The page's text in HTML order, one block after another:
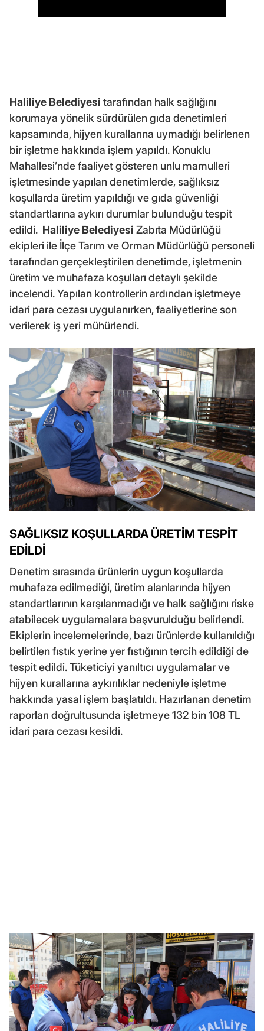
Haliliye Belediyesi tarafından halk sağlığını
korumaya yönelik sürdürülen gıda denetimleri
kapsamında, hijyen kurallarına uymadığı belirlenen
bir işletme hakkında işlem yapıldı. Konuklu
Mahallesi’nde faaliyet gösteren unlu mamulleri
işletmesinde yapılan denetimlerde, sağlıksız
koşullarda üretim yapıldığı ve gıda güvenliği
standartlarına aykırı durumlar bulunduğu tespit
edildi. Haliliye Belediyesi Zabıta Müdürlüğü
ekipleri ile İlçe Tarım ve Orman Müdürlüğü personeli
tarafından gerçekleştirilen denetimde, işletmenin
üretim ve muhafaza koşulları detaylı şekilde
incelendi. Yapılan kontrollerin ardından işletmeye
idari para cezası uygulanırken, faaliyetlerine son
verilerek iş yeri mühürlendi.
SAĞLIKSIZ KOŞULLARDA ÜRETİM TESPİT
EDİLDİ
Denetim sırasında ürünlerin uygun koşullarda
muhafaza edilmediği, üretim alanlarında hijyen
standartlarının karşılanmadığı ve halk sağlığını riske
atabilecek uygulamalara başvurulduğu belirlendi.
Ekiplerin incelemelerinde, bazı ürünlerde kullanıldığı
belirtilen fıstık yerine yer fıstığının tercih edildiği de
tespit edildi. Tüketiciyi yanıltıcı uygulamalar ve
hijyen kurallarına aykırılıklar nedeniyle işletme
hakkında yasal işlem başlatıldı. Hazırlanan denetim
raporları doğrultusunda işletmeye 132 bin 108 TL
idari para cezası kesildi.